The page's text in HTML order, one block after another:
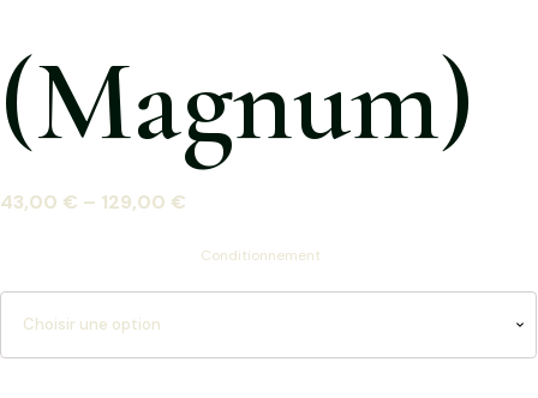
(Magnum)
43,00 € – 129,00 €
Conditionnement